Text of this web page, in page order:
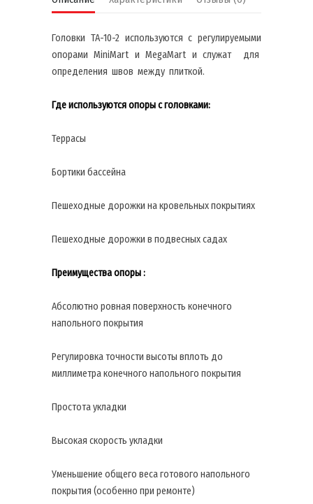
Головки TA-10-2 используются с регулируемыми
опорами MiniMart и MegaMart и служат для
определения швов между плиткой.
Где используются опоры с головками:
Террасы
Бортики бассейна
Пешеходные дорожки на кровельных покрытиях
Пешеходные дорожки в подвесных садах
Преимущества опоры :
Абсолютно ровная поверхность конечного
напольного покрытия
Регулировка точности высоты вплоть до
миллиметра конечного напольного покрытия
Простота укладки
Высокая скорость укладки
Уменьшение общего веса готового напольного
покрытия (особенно при ремонте)